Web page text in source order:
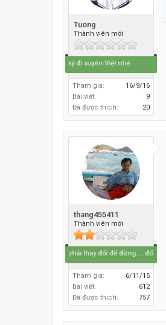
Tuong
Thành viên mới
Tôt đăng ký đi xuyên Việt nhé.
Tham gia:
16/9/16
Bài viết:
9
Đã được thích:
20
thang455411
Thành viên mới
Bắt buộc phải thay đổi để đừng.... đổi thay
Tham gia:
6/11/15
Bài viết:
612
Đã được thích:
757